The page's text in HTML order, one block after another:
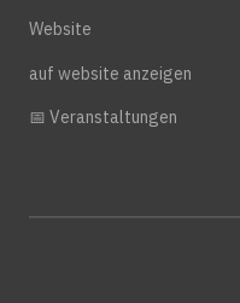
Website
auf website anzeigen
📅 Veranstaltungen